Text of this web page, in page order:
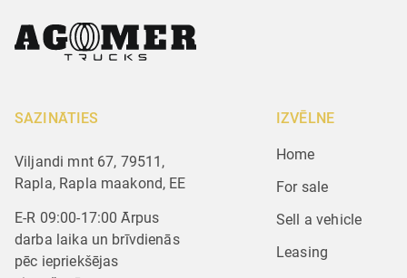
SAZINĀTIES
Viljandi mnt 67, 79511,
Rapla, Rapla maakond, EE
E-R 09:00-17:00 Ārpus
darba laika un brīvdienās
pēc iepriekšējas
IZVĒLNE
Home
For sale
Sell a vehicle
Leasing